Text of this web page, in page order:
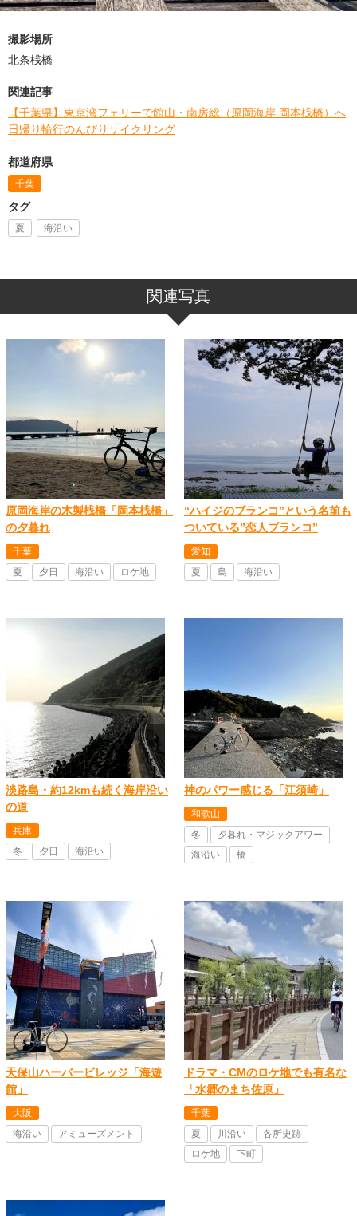
撮影場所
北条桟橋
関連記事
【千葉県】東京湾フェリーで館山・南房総（原岡海岸 岡本桟橋）へ
日帰り輪行のんびりサイクリング
都道府県
千葉
タグ
夏 海沿い
関連写真
原岡海岸の木製桟橋「岡本桟橋」
の夕暮れ
千葉
夏
夕日 海沿い ロケ地
“ハイジのブランコ”という名前も
ついている”恋人ブランコ”
愛知
夏
島 海沿い
淡路島・約12kmも続く海岸沿い
の道
兵庫
冬
夕日 海沿い
神のパワー感じる「江須崎」
和歌山
冬
夕暮れ・マジックアワー
海沿い
橋
天保山ハーバービレッジ「海遊
館」
大阪
海沿い
アミューズメント
ドラマ・CMのロケ地でも有名な
「水郷のまち佐原」
千葉
夏
川沿い
各所史跡
ロケ地
下町